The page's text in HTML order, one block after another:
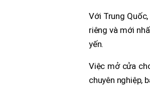
Với Trung
riêng và mới
yến.
Việc mở cửa
chuyên nghiệp,